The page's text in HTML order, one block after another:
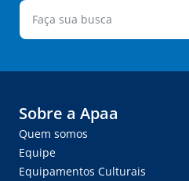
Sobre a Apaa
Quem somos
Equipe
Equipamentos Culturais